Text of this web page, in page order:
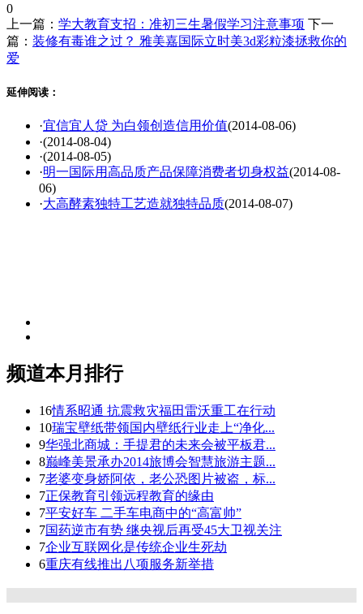
0
上一篇： 学大教育支招：准初三生暑假学习注意事项 下一
篇： 装修有毒谁之过？ 雅美嘉国际立时美3d彩粒漆拯救你的
爱
延伸阅读：
·宜信宜人贷 为白领创造信用价值(2014-08-06)
·(2014-08-04)
·(2014-08-05)
·明一国际用高品质产品保障消费者切身权益(2014-08-
06)
·大高酵素独特工艺造就独特品质(2014-08-07)
频道本月排行
16情系昭通 抗震救灾福田雷沃重工在行动
10瑞宝壁纸带领国内壁纸行业走上“净化...
9华强北商城：手提君的未来会被平板君...
8巅峰美景承办2014旅博会智慧旅游主题...
7老婆变身娇阿依，老公恐图片被盗，标...
7正保教育引领远程教育的缘由
7平安好车 二手车电商中的“高富帅”
7国药逆市有势 继央视后再受45大卫视关注
7企业互联网化是传统企业生死劫
6重庆有线推出八项服务新举措